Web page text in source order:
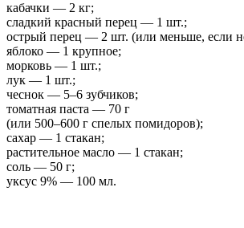
кабачки — 2 кг;
сладкий красный перец — 1 шт.;
острый перец — 2 шт. (или меньше, если
яблоко — 1 крупное;
морковь — 1 шт.;
лук — 1 шт.;
чеснок — 5–6 зубчиков;
томатная паста — 70 г
(или 500–600 г спелых помидоров);
сахар — 1 стакан;
растительное масло — 1 стакан;
соль — 50 г;
уксус 9% — 100 мл.